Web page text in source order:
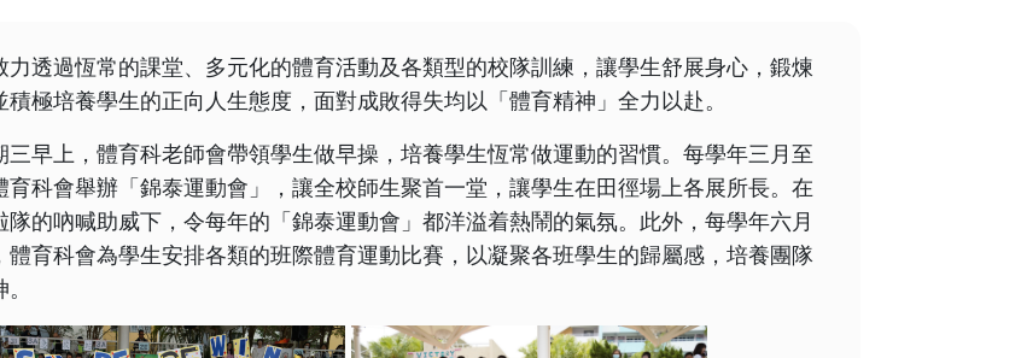
力透過恆常的課堂、多元化的體育活動及各類型的校隊訓練，讓學生舒展身心，鍛煉
積極培養學生的正向人生態度，面對成敗得失均以「體育精神」全力以赴。
三早上，體育科老師會帶領學生做早操，培養學生恆常做運動的習慣。每學年三月至
育科會舉辦「錦泰運動會」，讓全校師生聚首一堂，讓學生在田徑場上各展所長。在
隊的吶喊助威下，令每年的「錦泰運動會」都洋溢着熱鬧的氣氛。此外，每學年六月
體育科會為學生安排各類的班際體育運動比賽，以凝聚各班學生的歸屬感，培養團隊